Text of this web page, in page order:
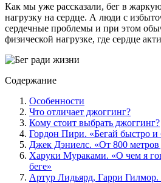
Как мы уже рассказали, бег в
нагрузку на сердце. А люди с
сердечные проблемы и при этом
физической нагрузке, где сердце
Содержание
Особенности
Что отличает джоггинг?
Кому стоит выбрать джоггинг?
Гордон Пири. «Бегай быстро и
Джек Дэниелс. «От 800 метров
Харуки Мураками. «О чем я
беге»
Артур Лидьярд, Гарри Гилмор.